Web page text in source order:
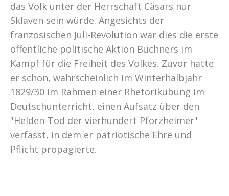
das Volk unter der Herrschaft Cäsars nur
Sklaven sein würde. Angesichts der
französischen Juli-Revolution war dies die erste
öffentliche politische Aktion Büchners im
Kampf für die Freiheit des Volkes. Zuvor hatte
er schon, wahrscheinlich im Winterhalbjahr
1829/30 im Rahmen einer Rhetorikübung im
Deutschunterricht, einen Aufsatz über den
"Helden-Tod der vierhundert Pforzheimer"
verfasst, in dem er patriotische Ehre und
Pflicht propagierte.